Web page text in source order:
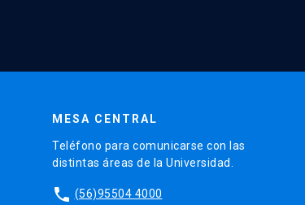
MESA CENTRAL
Teléfono para comunicarse con las
distintas áreas de la Universidad.
phone (56)95504 4000